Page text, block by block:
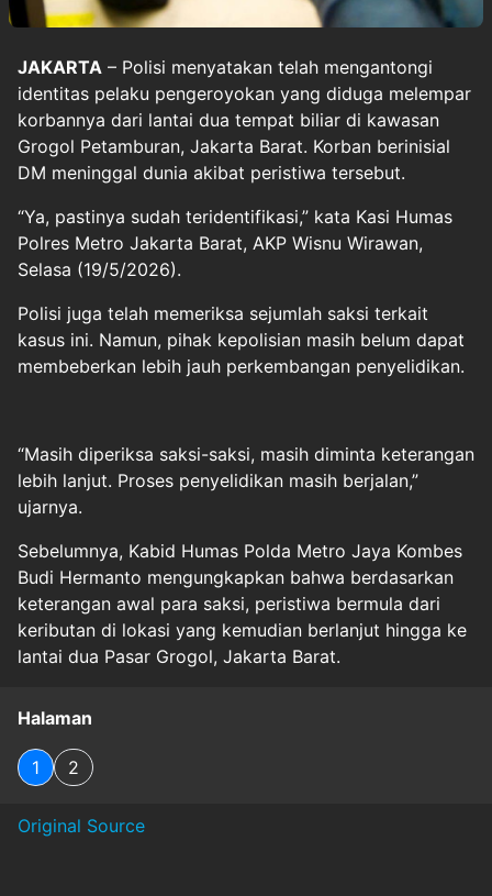
JAKARTA – Polisi menyatakan telah mengantongi
identitas pelaku pengeroyokan yang diduga melempar
korbannya dari lantai dua tempat biliar di kawasan
Grogol Petamburan, Jakarta Barat. Korban berinisial
DM meninggal dunia akibat peristiwa tersebut.
“Ya, pastinya sudah teridentifikasi,” kata Kasi Humas
Polres Metro Jakarta Barat, AKP Wisnu Wirawan,
Selasa (19/5/2026).
Polisi juga telah memeriksa sejumlah saksi terkait
kasus ini. Namun, pihak kepolisian masih belum dapat
membeberkan lebih jauh perkembangan penyelidikan.
“Masih diperiksa saksi-saksi, masih diminta keterangan
lebih lanjut. Proses penyelidikan masih berjalan,”
ujarnya.
Sebelumnya, Kabid Humas Polda Metro Jaya Kombes
Budi Hermanto mengungkapkan bahwa berdasarkan
keterangan awal para saksi, peristiwa bermula dari
keributan di lokasi yang kemudian berlanjut hingga ke
lantai dua Pasar Grogol, Jakarta Barat.
Halaman
1 2
Original Source